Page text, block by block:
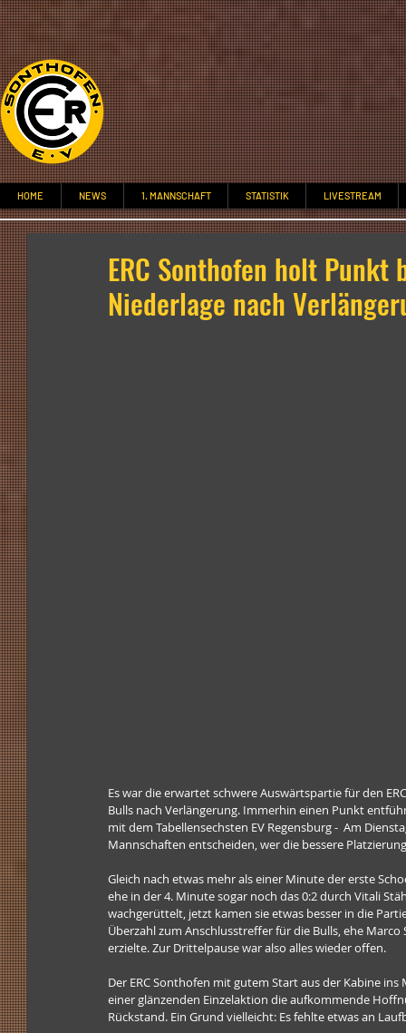
HOME NEWS 1. MANNSCHAFT STATISTIK LIVESTREAM
ERC Sonthofen holt
Niederlage nach
Es war die erwartet schwere Auswärtspartie für den
Bulls nach Verlängerung. Immerhin einen Punkt
mit dem Tabellensechsten EV Regensburg -  Am
Mannschaften entscheiden, wer die bessere
Gleich nach etwas mehr als einer Minute der erste
ehe in der 4. Minute sogar noch das 0:2 durch Vitali
wachgerüttelt, jetzt kamen sie etwas besser in die
Überzahl zum Anschlusstreffer für die Bulls, ehe
erzielte. Zur Drittelpause war also alles wieder offen.
Der ERC Sonthofen mit gutem Start aus der Kabine
einer glänzenden Einzelaktion die aufkommende
Rückstand. Ein Grund vielleicht: Es fehlte etwas an